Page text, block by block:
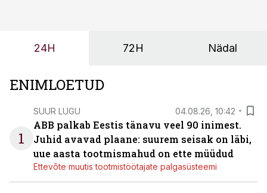
24H 72H Nädal
ENIMLOETUD
1
SUUR LUGU 04.08.26, 10:42
ABB palkab Eestis tänavu veel 90 inimest.
Juhid avavad plaane: suurem seisak on läbi,
uue aasta tootmismahud on ette müüdud
Ettevõte muutis tootmistöötajate palgasüsteemi